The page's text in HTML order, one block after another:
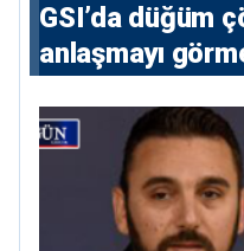
GSI’da düğüm
anlaşmayı